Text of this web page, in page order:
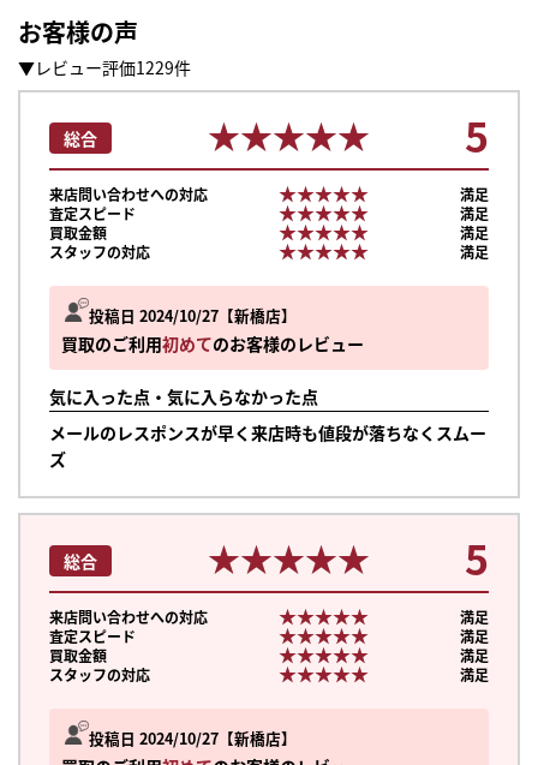
お客様の声
▼レビュー評価1229件
投稿日 2024/10/27 新橋店
買取のご利用初めてのお客様のレビュー
気に入った点・気に入らなかった点
メールのレスポンスが早く来店時も値段が落ちなくスムー
ズ
総合 ★★★★★
★★★★★ 5
来店問い合わせへの対応 ★★★★★
★★★★★
満足
査定スピード
★★★★★
★★★★★
満足
買取金額
★★★★★
★★★★★
満足
スタッフの対応
★★★★★
★★★★★ 満足
投稿日 2024/10/27 新橋店
総合 ★★★★★
★★★★★ 5
来店問い合わせへの対応 ★★★★★
★★★★★
満足
査定スピード
★★★★★
★★★★★
満足
買取金額
★★★★★
★★★★★
満足
スタッフの対応
★★★★★
★★★★★
満足
かんたん30秒でお試し査定